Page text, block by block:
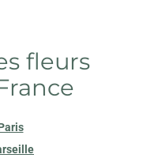
fleurs